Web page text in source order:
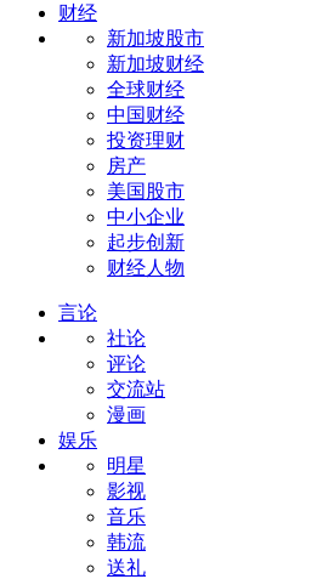
财经
新加坡股市
新加坡财经
全球财经
中国财经
投资理财
房产
美国股市
中小企业
起步创新
财经人物
言论
社论
评论
交流站
漫画
娱乐
明星
影视
音乐
韩流
送礼